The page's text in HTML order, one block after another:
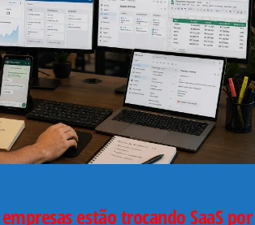
estão trocando SaaS por